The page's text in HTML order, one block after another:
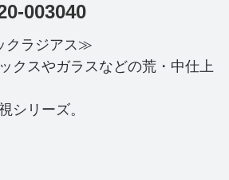
003040
クラジアス≫
クスやガラスなどの荒・中仕上
シリーズ。